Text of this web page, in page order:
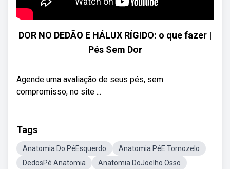
DOR NO DEDÃO E HÁLUX RÍGIDO: o que fazer |
Pés Sem Dor
Agende uma avaliação de seus pés, sem
compromisso, no site ...
Tags
Anatomia Do PéEsquerdo
Anatomia PéE Tornozelo
DedosPé Anatomia
Anatomia DoJoelho Osso